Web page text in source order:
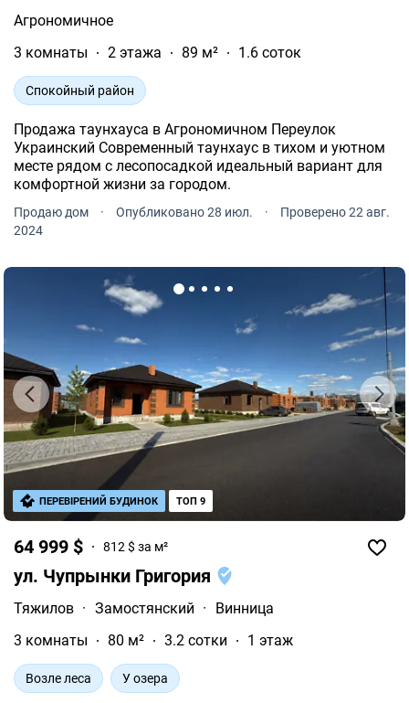
Агрономичное
3 комнаты
2 этажа 89 м² 1.6 соток
Спокойный район
Продажа таунхауса в Агрономичном Переулок
Украинский Современный таунхаус в тихом и уютном
месте рядом с лесопосадкой идеальный вариант для
комфортной жизни за городом.
Продаю дом · Опубликовано 28 июл. ·
Проверено 22 авг.
2024
64 999 $ 812 $ за м²
ул. Чупрынки Григория
Тяжилов · Замостянский ·
Винница
3 комнаты
80 м² 3.2 сотки 1 этаж
Возле леса У озера
ПЕРЕВІРЕНИЙ БУДИНОК ТОП 9